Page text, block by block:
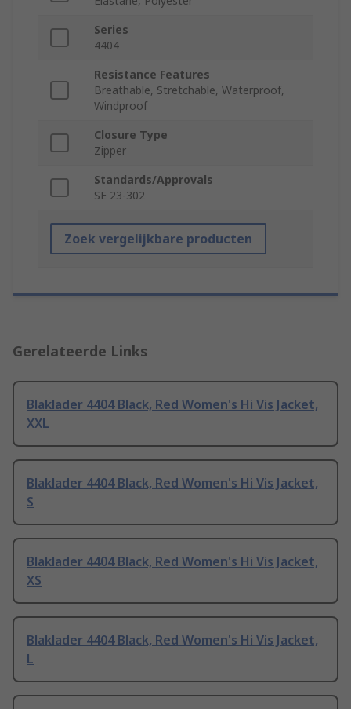
Series
4404
Resistance Features
Breathable, Stretchable, Waterproof,
Windproof
Closure Type
Zipper
Standards/Approvals
SE 23-302
Zoek vergelijkbare producten
Gerelateerde Links
Blaklader 4404 Black, Red Women's Hi Vis Jacket,
XXL
Blaklader 4404 Black, Red Women's Hi Vis Jacket,
S
Blaklader 4404 Black, Red Women's Hi Vis Jacket,
XS
Blaklader 4404 Black, Red Women's Hi Vis Jacket,
L